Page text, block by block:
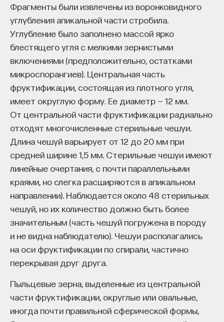
Фрагменты были извлечены из воронковидного
углубления апикальной части стробила.
Углубление было заполнено массой ярко
блестящего угля с мелкими зернистыми
включениями (предположительно, остатками
микроспорангиев). Центральная часть
фруктификации, состоящая из плотного угля,
имеет округлую форму. Ее диаметр — 12 мм.
От центральной части фруктификации радиально
отходят многочисленные стерильные чешуи.
Длина чешуй варьирует от 12 до 20 мм при
средней ширине 1,5 мм. Стерильные чешуи имеют
линейные очертания, с почти параллельными
краями, но слегка расширяются в апикальном
направлении). Наблюдается около 48 стерильных
чешуй, но их количество должно быть более
значительным (часть чешуй погружена в породу
и не видна наблюдателю). Чешуи располагались
на оси фруктификации по спирали, частично
перекрывая друг друга.
Пыльцевые зерна, выделенные из центральной
части фруктификации, округлые или овальные,
иногда почти правильной сферической формы,